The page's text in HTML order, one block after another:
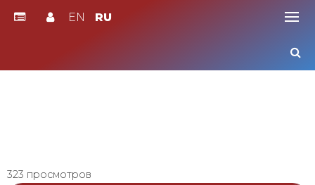
EN RU
323 просмотров